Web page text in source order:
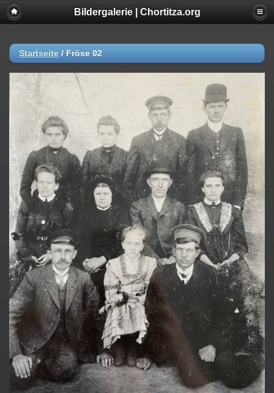
Bildergalerie | Chortitza.org
Startseite / Fröse 02